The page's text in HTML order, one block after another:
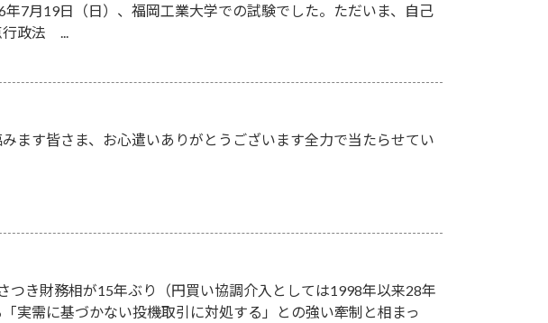
7月19日（日）、福岡工業大学での試験でした。ただいま、自己
政法 ...
ます皆さま、お心遣いありがとうございます全力で当たらせてい
き財務相が15年ぶり（円買い協調介入としては1998年以来28年
実需に基づかない投機取引に対処する」との強い牽制と相まっ